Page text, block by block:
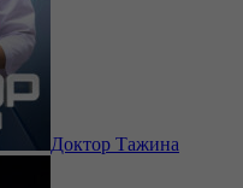
Доктор Тажина